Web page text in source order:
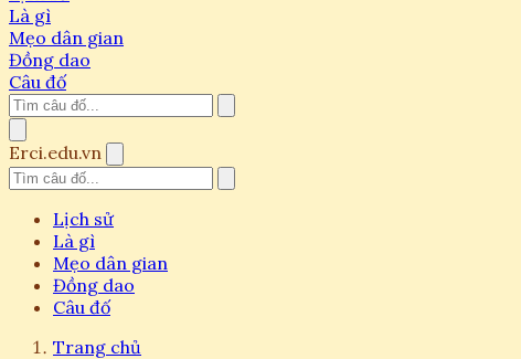
Là gì
Mẹo dân gian
Đồng dao
Câu đố
Erci.edu.vn
Lịch sử
Là gì
Mẹo dân gian
Đồng dao
Câu đố
Trang chủ